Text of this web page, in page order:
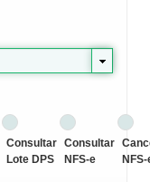
Consultar
Lote DPS
Consultar
NFS-e
NFS-